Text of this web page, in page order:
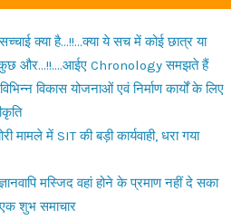
क्या है…!!…क्या ये सच में कोई छात्र या
कुछ और…!!….आईए Chronology समझते हैं
विकास योजनाओं एवं निर्माण कार्यों के लिए
मामले में SIT की बड़ी कार्यवाही, धरा गया
मस्जिद वहां होने के प्रमाण नहीं दे सका
शुभ समाचार